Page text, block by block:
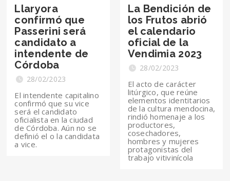
Llaryora
confirmó que
Passerini será
candidato a
intendente de
Córdoba
28/02/2023
El intendente capitalino
confirmó que su vice
será el candidato
oficialista en la ciudad
de Córdoba. Aún no se
definió el o la candidata
a vice.
La Bendición de
los Frutos abrió
el calendario
oficial de la
Vendimia 2023
28/02/2023
El acto de carácter
litúrgico, que reúne
elementos identitarios
de la cultura mendocina,
rindió homenaje a los
productores,
cosechadores,
hombres y mujeres
protagonistas del
trabajo vitivinícola